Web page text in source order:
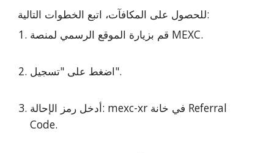
للحصول على المكافآت، اتبع الخطوات التالية:
قم بزيارة الموقع الرسمي لمنصة MEXC.
اضغط على "تسجيل".
أدخل رمز الإحالة: mexc-xr في خانة Referral
Code.